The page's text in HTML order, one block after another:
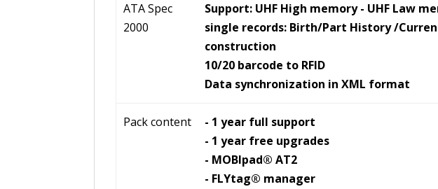
ATA Spec
2000
Support: UHF High memory - UHF Law
single records: Birth/Part History /
construction
10/20 barcode to RFID
Data synchronization in XML format
Pack content
- 1 year full support
- 1 year free upgrades
- MOBlpad® AT2
- FLYtag® manager